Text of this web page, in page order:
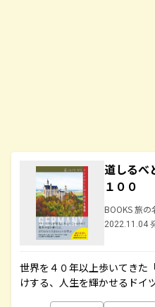
道しるべ
１００
BOOKS 旅の
2022.11.04
世界を４０年以上歩いてきた
けする、人生を輝かせるドイ